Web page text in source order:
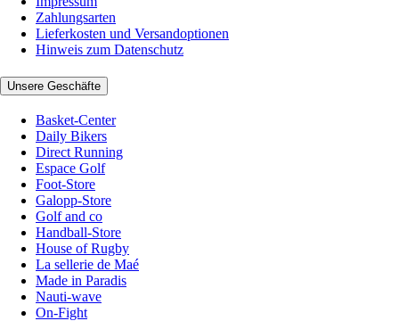
Zahlungsarten
Lieferkosten und Versandoptionen
Hinweis zum Datenschutz
Unsere Geschäfte
Basket-Center
Daily Bikers
Direct Running
Espace Golf
Foot-Store
Galopp-Store
Golf and co
Handball-Store
House of Rugby
La sellerie de Maé
Made in Paradis
Nauti-wave
On-Fight